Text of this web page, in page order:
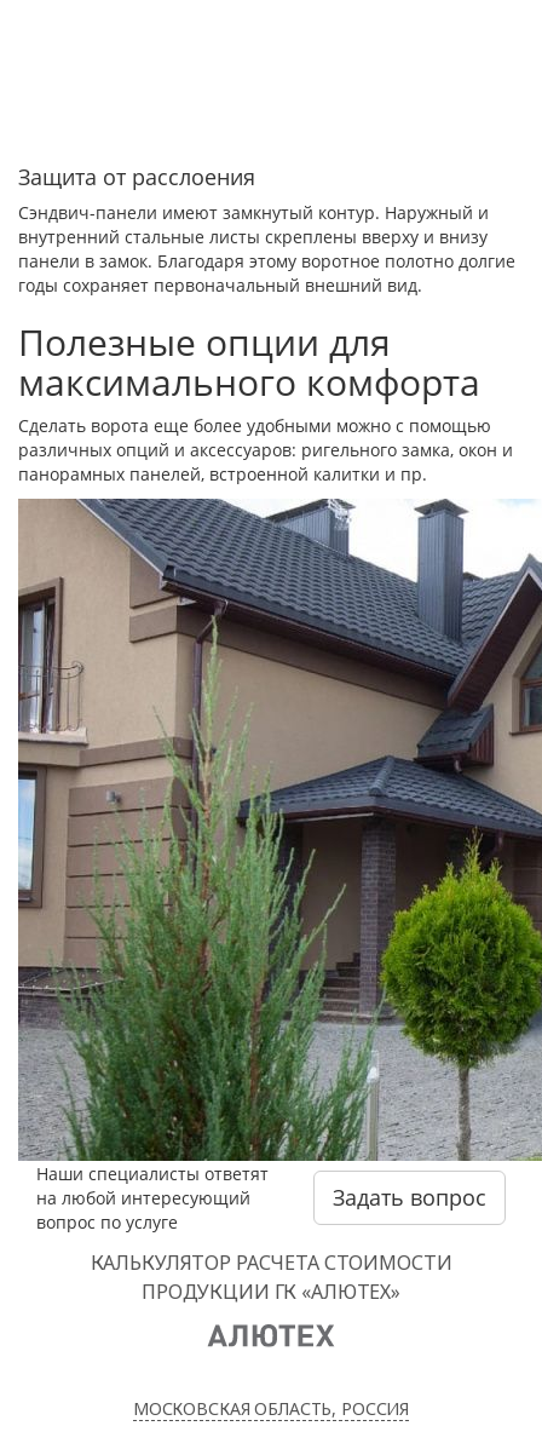
Защита от расслоения
Сэндвич-панели имеют замкнутый контур. Наружный и
внутренний стальные листы скреплены вверху и внизу
панели в замок. Благодаря этому воротное полотно долгие
годы сохраняет первоначальный внешний вид.
Полезные опции для
максимального комфорта
Сделать ворота еще более удобными можно с помощью
различных опций и аксессуаров: ригельного замка, окон и
панорамных панелей, встроенной калитки и пр.
Наши специалисты ответят
на любой интересующий
вопрос по услуге
Задать вопрос